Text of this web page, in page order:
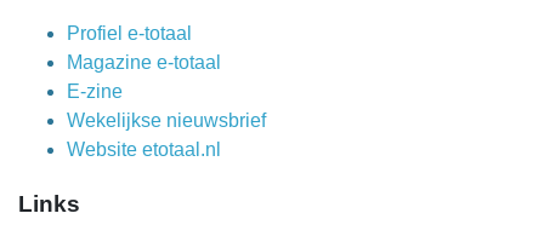
Profiel e-totaal
Magazine e-totaal
E-zine
Wekelijkse nieuwsbrief
Website etotaal.nl
Links